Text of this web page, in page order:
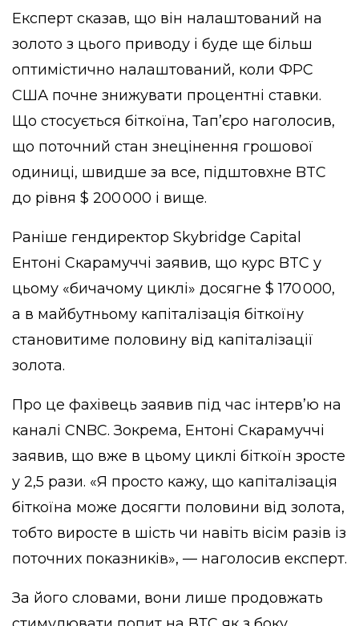
Експерт сказав, що він налаштований на
золото з цього приводу і буде ще більш
оптимістично налаштований, коли ФРС
США почне знижувати процентні ставки.
Що стосується біткоїна, Тап’єро наголосив,
що поточний стан знецінення грошової
одиниці, швидше за все, підштовхне BTC
до рівня $ 200 000 і вище.
Раніше гендиректор Skybridge Capital
Ентоні Скарамуччі заявив, що курс BTC у
цьому «бичачому циклі» досягне $ 170 000,
а в майбутньому капіталізація біткоїну
становитиме половину від капіталізації
золота.
Про це фахівець заявив під час інтерв’ю на
каналі CNBC. Зокрема, Ентоні Скарамуччі
заявив, що вже в цьому циклі біткоїн зросте
у 2,5 рази. «Я просто кажу, що капіталізація
біткоїна може досягти половини від золота,
тобто виросте в шість чи навіть вісім разів із
поточних показників», — наголосив експерт.
За його словами, вони лише продовжать